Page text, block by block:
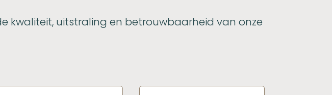
kwaliteit, uitstraling en betrouwbaarheid van onze